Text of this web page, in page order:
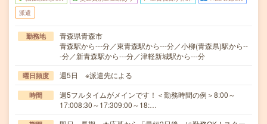
派遣
勤務地
青森県青森市
青森駅から---分／東青森駅から---分／小柳(青森県)駅から--
-分／新青森駅から---分／津軽新城駅から---分
曜日頻度 週5日 ※派遣先による
時間
週5フルタイムがメインです！＜勤務時間の例＞8:00～
17:008:30～17:309:00～18:…